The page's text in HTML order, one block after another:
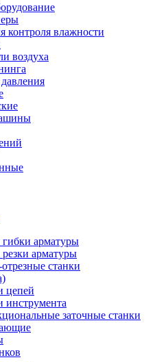
контроля влажности
воздуха
арматуры
арматуры
станки
цепей
инструмента
заточные станки